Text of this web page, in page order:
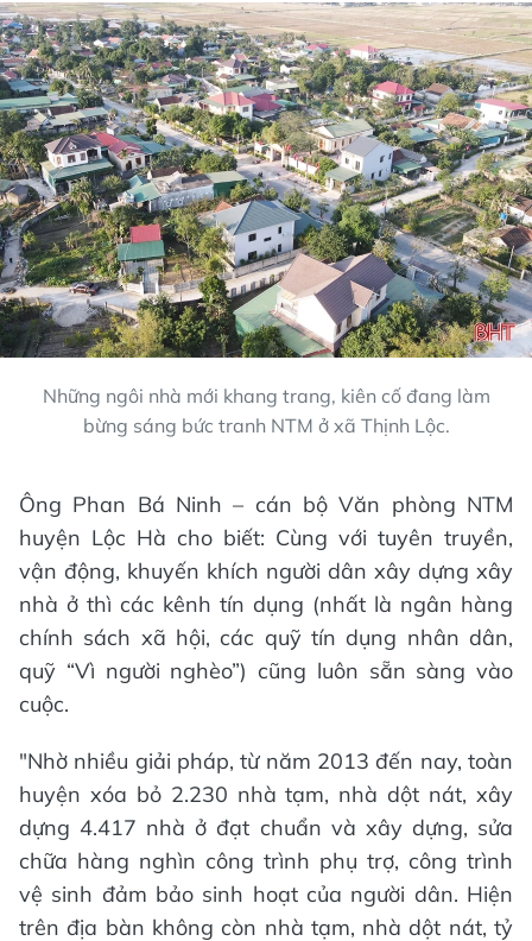
Những ngôi nhà mới khang trang, kiên cố đang làm
bừng sáng bức tranh NTM ở xã Thịnh Lộc.
Ông Phan Bá Ninh – cán bộ Văn phòng NTM
huyện Lộc Hà cho biết: Cùng với tuyên truyền,
vận động, khuyến khích người dân xây dựng xây
nhà ở thì các kênh tín dụng (nhất là ngân hàng
chính sách xã hội, các quỹ tín dụng nhân dân,
quỹ “Vì người nghèo”) cũng luôn sẵn sàng vào
cuộc.
"Nhờ nhiều giải pháp, từ năm 2013 đến nay, toàn
huyện xóa bỏ 2.230 nhà tạm, nhà dột nát, xây
dựng 4.417 nhà ở đạt chuẩn và xây dựng, sửa
chữa hàng nghìn công trình phụ trợ, công trình
vệ sinh đảm bảo sinh hoạt của người dân. Hiện
trên địa bàn không còn nhà tạm, nhà dột nát, tỷ